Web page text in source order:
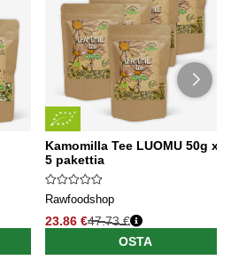
Kamomilla Tee LUOMU 50g x
5 pakettia
Rawfoodshop
23.86 €47.73 €
OSTA